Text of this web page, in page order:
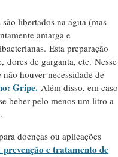
libertados na água (mas
amarga e
Esta preparação
dores de garganta, etc. Nesse
não houver necessidade de
Gripe. Além disso, em caso
beber pelo menos um litro a
doenças ou aplicações
prevenção e tratamento de